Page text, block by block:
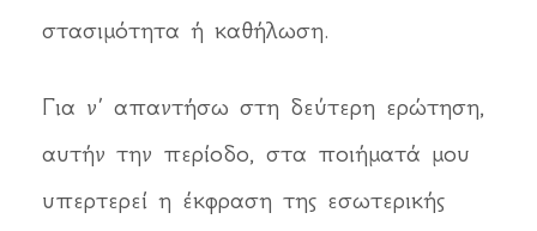
στασιμότητα ή καθήλωση.
Για ν’ απαντήσω στη δεύτερη ερώτηση,
αυτήν την περίοδο, στα ποιήματά μου
υπερτερεί η έκφραση της εσωτερικής